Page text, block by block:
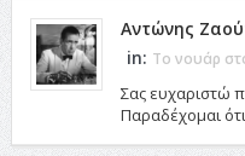
Αντώνης
in: Το νουάρ
Σας ευχαριστώ
Παραδέχομαι